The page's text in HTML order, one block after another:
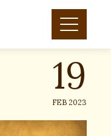
19
FEB 2023